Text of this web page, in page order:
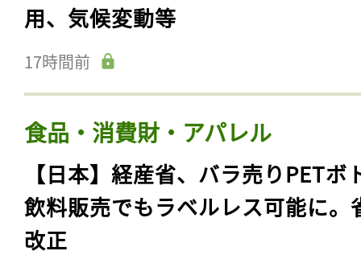
用、気候変動等
17時間前
食品・消費財・アパレル
【日本】経産省、バラ売りPETボ
飲料販売でもラベルレス可能に。
改正